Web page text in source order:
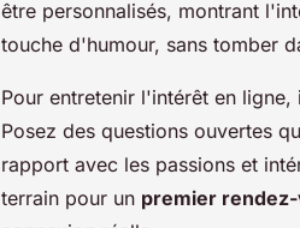
être personnalisés, montrant
touche d'humour, sans tomber
Pour entretenir l'intérêt en
Posez des questions ouvertes
rapport avec les passions et
terrain pour un premier